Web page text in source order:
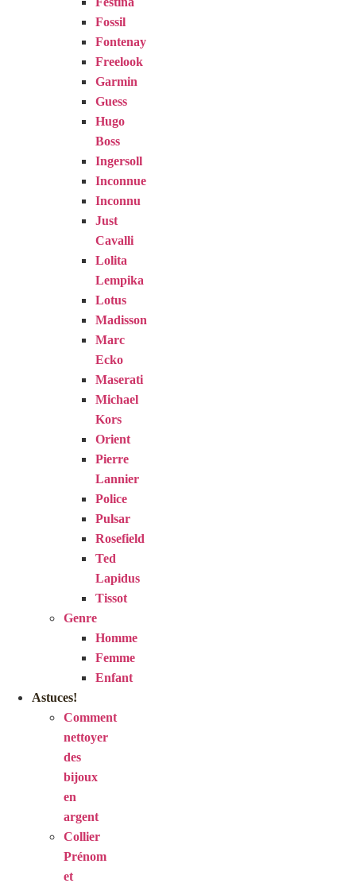
Fossil
Fontenay
Freelook
Garmin
Guess
Hugo
Boss
Ingersoll
Inconnue
Inconnu
Just
Cavalli
Lolita
Lempika
Lotus
Madisson
Marc
Ecko
Maserati
Michael
Kors
Orient
Pierre
Lannier
Police
Pulsar
Rosefield
Ted
Lapidus
Tissot
Genre
Homme
Femme
Enfant
Astuces!
Comment
nettoyer
des
bijoux
en
argent
Collier
Prénom
et